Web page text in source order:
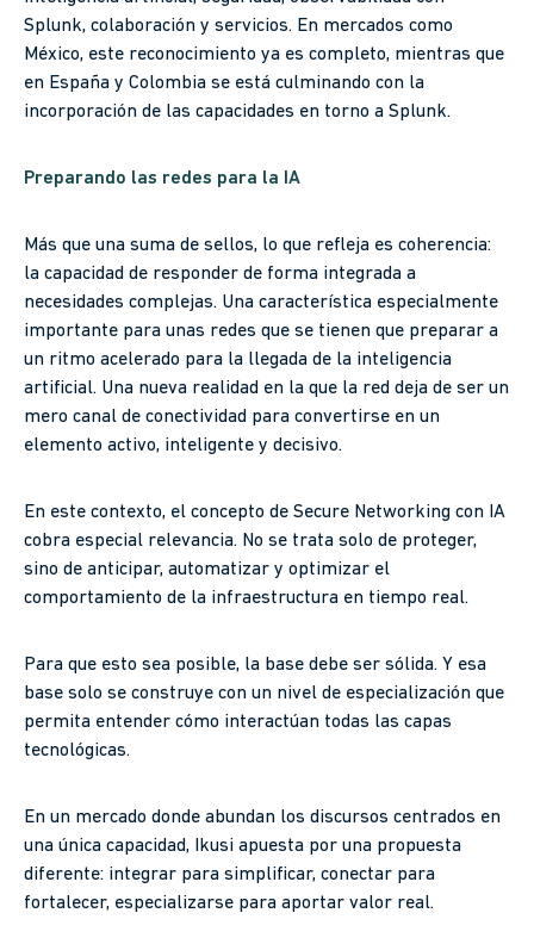
Splunk, colaboración y servicios. En mercados como
México, este reconocimiento ya es completo, mientras que
en España y Colombia se está culminando con la
incorporación de las capacidades en torno a Splunk.
Preparando las redes para la IA
Más que una suma de sellos, lo que refleja es coherencia:
la capacidad de responder de forma integrada a
necesidades complejas. Una característica especialmente
importante para unas redes que se tienen que preparar a
un ritmo acelerado para la llegada de la inteligencia
artificial. Una nueva realidad en la que la red deja de ser un
mero canal de conectividad para convertirse en un
elemento activo, inteligente y decisivo.
En este contexto, el concepto de Secure Networking con IA
cobra especial relevancia. No se trata solo de proteger,
sino de anticipar, automatizar y optimizar el
comportamiento de la infraestructura en tiempo real.
Para que esto sea posible, la base debe ser sólida. Y esa
base solo se construye con un nivel de especialización que
permita entender cómo interactúan todas las capas
tecnológicas.
En un mercado donde abundan los discursos centrados en
una única capacidad, Ikusi apuesta por una propuesta
diferente: integrar para simplificar, conectar para
fortalecer, especializarse para aportar valor real.